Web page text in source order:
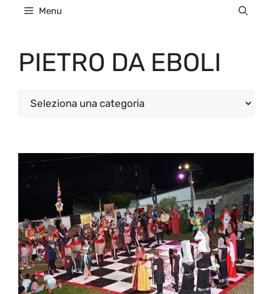
Menu
PIETRO DA EBOLI
Categorie